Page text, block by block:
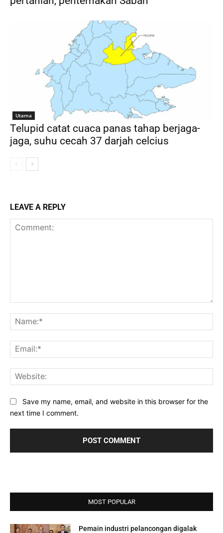
Utama
Telupid catat cuaca panas tahap berjaga-
jaga, suhu cecah 37 darjah celcius
LEAVE A REPLY
Save my name, email, and website in this browser for the
next time I comment.
MOST POPULAR
Pemain industri pelancongan digalak